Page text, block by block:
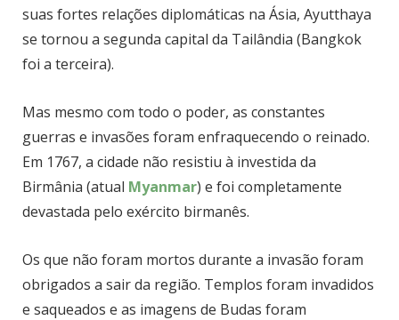
suas fortes relações diplomáticas na Ásia, Ayutthaya
se tornou a segunda capital da Tailândia (Bangkok
foi a terceira).
Mas mesmo com todo o poder, as constantes
guerras e invasões foram enfraquecendo o reinado.
Em 1767, a cidade não resistiu à investida da
Birmânia (atual Myanmar) e foi completamente
devastada pelo exército birmanês.
Os que não foram mortos durante a invasão foram
obrigados a sair da região. Templos foram invadidos
e saqueados e as imagens de Budas foram